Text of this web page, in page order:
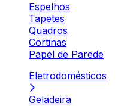
Espelhos
Tapetes
Quadros
Cortinas
Papel de Parede
Eletrodomésticos
Geladeira